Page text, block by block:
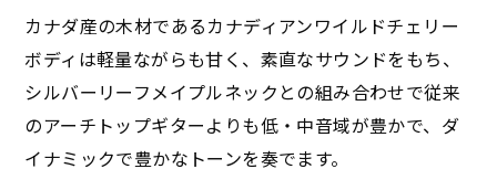
カナダ産の木材であるカナディアンワイルドチェリー
ボディは軽量ながらも甘く、素直なサウンドをもち、
シルバーリーフメイプルネックとの組み合わせで従来
のアーチトップギターよりも低・中音域が豊かで、ダ
イナミックで豊かなトーンを奏でます。